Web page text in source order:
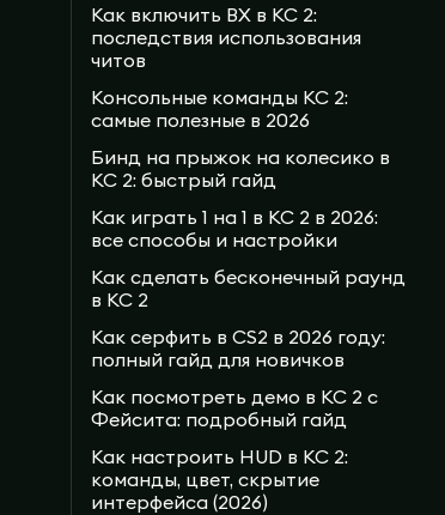
Как включить ВХ в КС 2:
последствия использования
читов
Консольные команды КС 2:
самые полезные в 2026
Бинд на прыжок на колесико в
КС 2: быстрый гайд
Как играть 1 на 1 в КС 2 в 2026:
все способы и настройки
Как сделать бесконечный раунд
в КС 2
Как серфить в CS2 в 2026 году:
полный гайд для новичков
Как посмотреть демо в КС 2 с
Фейсита: подробный гайд
Как настроить HUD в КС 2:
команды, цвет, скрытие
интерфейса (2026)